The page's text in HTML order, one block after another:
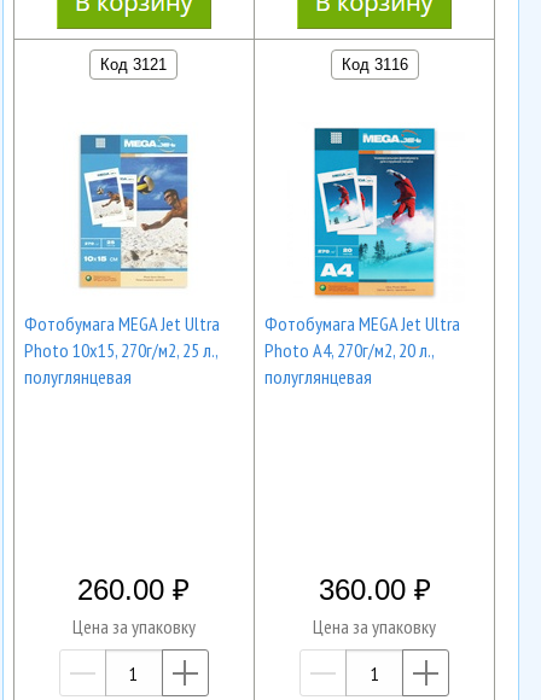
Код 3121
Фотобумага MEGA Jet Ultra
Photo 10х15, 270г/м2, 25 л.,
полуглянцевая
260.00
Цена за упаковку
—
Код 3116
Фотобумага MEGA Jet Ultra
Photo А4, 270г/м2, 20 л.,
полуглянцевая
360.00
Цена за упаковку
—